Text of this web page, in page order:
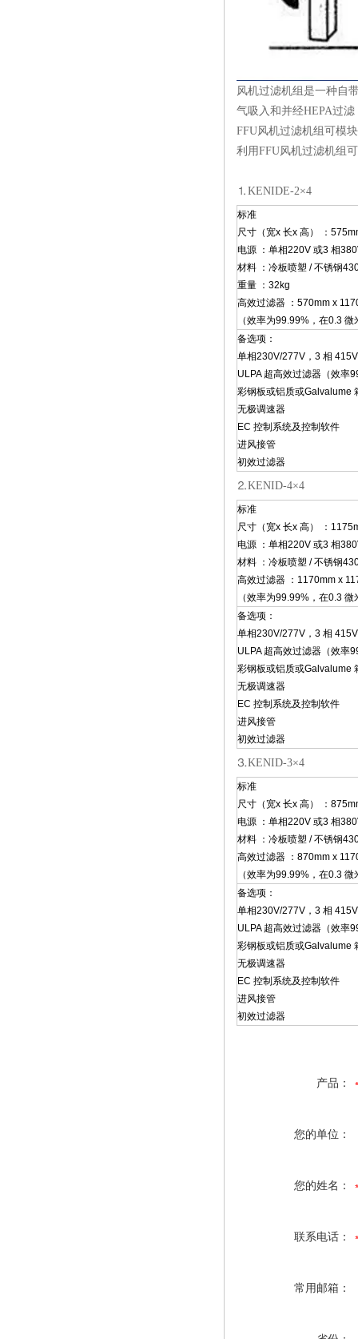
风机过滤机组是一种自
气吸入和并经HEPA过
FFU风机过滤机组可模
利用FFU风机过滤机组
⒈KENIDE-2×4
标准
尺寸（宽x 长x 高） ：
电源 ：单相220V 或3 相
材料 ：冷板喷塑 / 不锈钢
重量 ：32kg
高效过滤器 ：570mm x
（效率为99.99%，在0.3 微
备选项：
单相230V/277V，3 相
ULPA 超高效过滤器（效率
彩钢板或铝质或Galvalume
无极调速器
EC 控制系统及控制软件
进风接管
初效过滤器
⒉KENID-4×4
标准
尺寸（宽x 长x 高） ：
电源 ：单相220V 或3 相
材料 ：冷板喷塑 / 不锈钢
高效过滤器 ：1170mm x
（效率为99.99%，在0.3 微
备选项：
单相230V/277V，3 相
ULPA 超高效过滤器（效率
彩钢板或铝质或Galvalume
无极调速器
EC 控制系统及控制软件
进风接管
初效过滤器
⒊KENID-3×4
标准
尺寸（宽x 长x 高） ：
电源 ：单相220V 或3 相
材料 ：冷板喷塑 / 不锈钢
高效过滤器 ：870mm x
（效率为99.99%，在0.3 微
备选项：
单相230V/277V，3 相
ULPA 超高效过滤器（效率
彩钢板或铝质或Galvalume
无极调速器
EC 控制系统及控制软件
进风接管
初效过滤器
产品：
您的单位：
您的姓名：
联系电话：
常用邮箱：